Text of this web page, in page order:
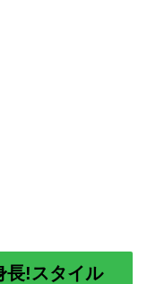
長!スタイル